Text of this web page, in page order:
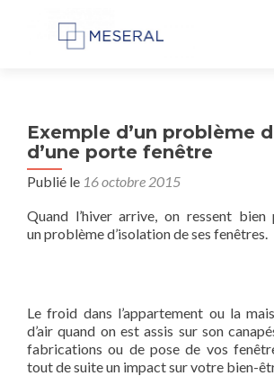
Exemple d’un problème
d’une porte fenêtre
Publié le 16 octobre 2015
Quand l’hiver arrive, on ressent bien
un problème d’isolation de ses fenêtres.
Le froid dans l’appartement ou la
d’air quand on est assis sur son
fabrications ou de pose de vos
tout de suite un impact sur votre bien-